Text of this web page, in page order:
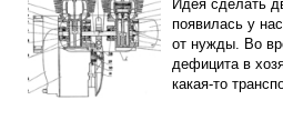
Идея сделать
появилась у
от нужды. Во
дефицита в
какая-то